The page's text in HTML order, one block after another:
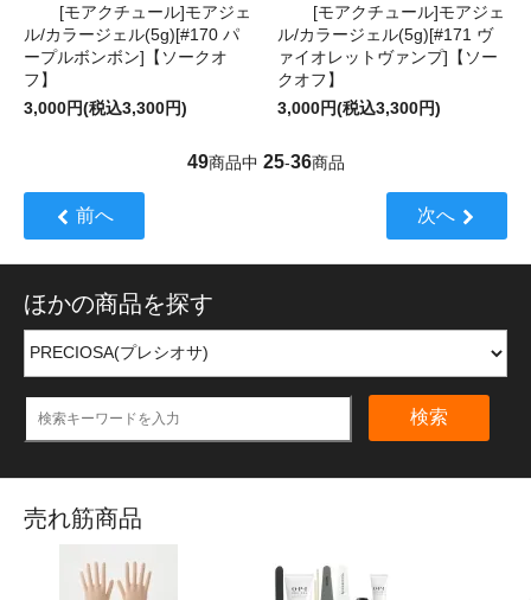
[モアクチュール]モアジェ
ル/カラージェル(5g)[#170 パ
ープルボンボン]【ソークオ
フ】
3,000円(税込3,300円)
[モアクチュール]モアジェ
ル/カラージェル(5g)[#171 ヴ
ァイオレットヴァンプ]【ソー
クオフ】
3,000円(税込3,300円)
49商品中 25-36商品
前へ 次へ
ほかの商品を探す
検索
売れ筋商品